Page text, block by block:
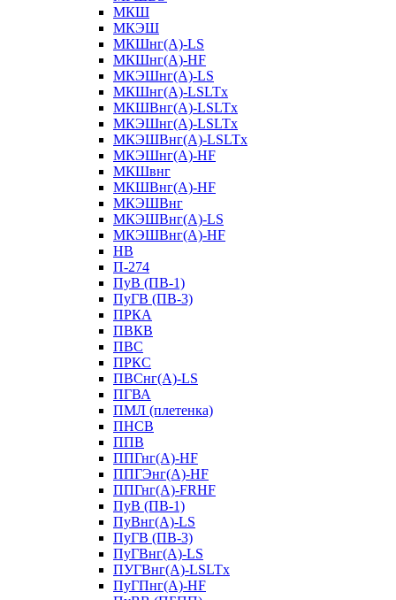
МКШ
МКЭШ
МКШнг(А)-LS
МКШнг(А)-HF
МКЭШнг(А)-LS
МКШнг(А)-LSLTx
МКШВнг(A)-LSLTx
МКЭШнг(А)-LSLTx
МКЭШВнг(A)-LSLTx
МКЭШнг(А)-HF
МКШвнг
МКШВнг(А)-HF
МКЭШВнг
МКЭШВнг(А)-LS
МКЭШВнг(А)-HF
НВ
П-274
ПуВ (ПВ-1)
ПуГВ (ПВ-3)
ПРКА
ПВКВ
ПВС
ПРКС
ПВСнг(А)-LS
ПГВА
ПМЛ (плетенка)
ПНСВ
ППВ
ППГнг(А)-HF
ППГЭнг(А)-HF
ППГнг(А)-FRHF
ПуВ (ПВ-1)
ПуВнг(А)-LS
ПуГВ (ПВ-3)
ПуГВнг(А)-LS
ПУГВнг(А)-LSLTx
ПуГПнг(А)-HF